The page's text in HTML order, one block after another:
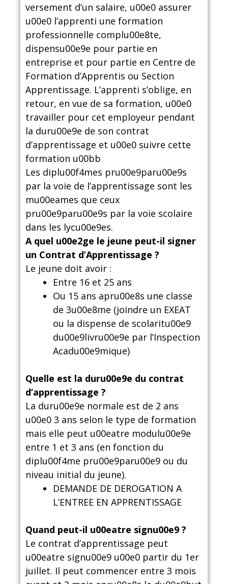
versement d’un salaire, u00e0 assurer
u00e0 l’apprenti une formation
professionnelle complu00e8te,
dispensu00e9e pour partie en
entreprise et pour partie en Centre de
Formation d’Apprentis ou Section
Apprentissage. L’apprenti s’oblige, en
retour, en vue de sa formation, u00e0
travailler pour cet employeur pendant
la duru00e9e de son contrat
d’apprentissage et u00e0 suivre cette
formation u00bb
Les diplu00f4mes pru00e9paru00e9s
par la voie de l’apprentissage sont les
mu00eames que ceux
pru00e9paru00e9s par la voie scolaire
dans les lycu00e9es.
A quel u00e2ge le jeune peut-il signer
un Contrat d’Apprentissage ?
Le jeune doit avoir :
Entre 16 et 25 ans
Ou 15 ans apru00e8s une classe
de 3u00e8me (joindre un EXEAT
ou la dispense de scolaritu00e9
du00e9livru00e9e par l’Inspection
Acadu00e9mique)
Quelle est la duru00e9e du contrat
d’apprentissage ?
La duru00e9e normale est de 2 ans
u00e0 3 ans selon le type de formation
mais elle peut u00eatre modulu00e9e
entre 1 et 3 ans (en fonction du
diplu00f4me pru00e9paru00e9 ou du
niveau initial du jeune).
DEMANDE DE DEROGATION A
L’ENTREE EN APPRENTISSAGE
Quand peut-il u00eatre signu00e9 ?
Le contrat d’apprentissage peut
u00eatre signu00e9 u00e0 partir du 1er
juillet. Il peut commencer entre 3 mois